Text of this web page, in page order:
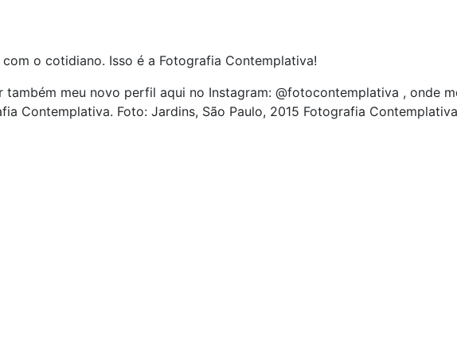
o cotidiano. Isso é a Fotografia Contemplativa!